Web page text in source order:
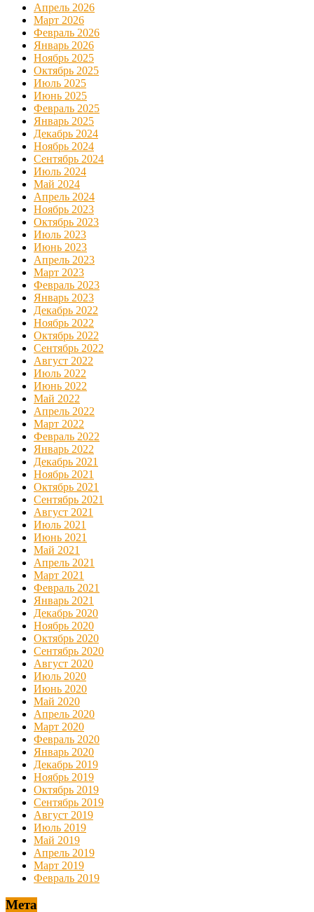
Апрель 2026
Март 2026
Февраль 2026
Январь 2026
Ноябрь 2025
Октябрь 2025
Июль 2025
Июнь 2025
Февраль 2025
Январь 2025
Декабрь 2024
Ноябрь 2024
Сентябрь 2024
Июль 2024
Май 2024
Апрель 2024
Ноябрь 2023
Октябрь 2023
Июль 2023
Июнь 2023
Апрель 2023
Март 2023
Февраль 2023
Январь 2023
Декабрь 2022
Ноябрь 2022
Октябрь 2022
Сентябрь 2022
Август 2022
Июль 2022
Июнь 2022
Май 2022
Апрель 2022
Март 2022
Февраль 2022
Январь 2022
Декабрь 2021
Ноябрь 2021
Октябрь 2021
Сентябрь 2021
Август 2021
Июль 2021
Июнь 2021
Май 2021
Апрель 2021
Март 2021
Февраль 2021
Январь 2021
Декабрь 2020
Ноябрь 2020
Октябрь 2020
Сентябрь 2020
Август 2020
Июль 2020
Июнь 2020
Май 2020
Апрель 2020
Март 2020
Февраль 2020
Январь 2020
Декабрь 2019
Ноябрь 2019
Октябрь 2019
Сентябрь 2019
Август 2019
Июль 2019
Май 2019
Апрель 2019
Март 2019
Февраль 2019
Мета